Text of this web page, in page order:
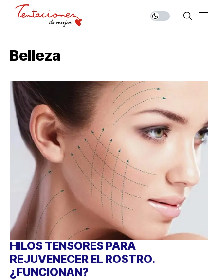
Belleza
HILOS TENSORES PARA
REJUVENECER EL ROSTRO.
¿FUNCIONAN?